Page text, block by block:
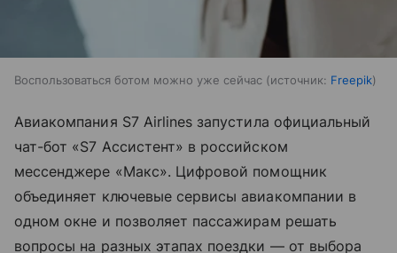
Воспользоваться ботом можно уже сейчас источник: Freepik
Авиакомпания S7 Airlines запустила официальный
чат-бот «S7 Ассистент» в российском
мессенджере «Макс». Цифровой помощник
объединяет ключевые сервисы авиакомпании в
одном окне и позволяет пассажирам решать
вопросы на разных этапах поездки — от выбора